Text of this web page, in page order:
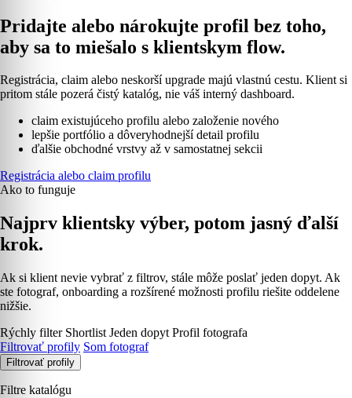
Pridajte alebo nárokujte profil bez toho,
aby sa to miešalo s klientskym flow.
Registrácia, claim alebo neskorší upgrade majú vlastnú cestu. Klient si
pritom stále pozerá čistý katalóg, nie váš interný dashboard.
claim existujúceho profilu alebo založenie nového
lepšie portfólio a dôveryhodnejší detail profilu
ďalšie obchodné vrstvy až v samostatnej sekcii
Registrácia alebo claim profilu
Ako to funguje
Najprv klientsky výber, potom jasný ďalší
krok.
Ak si klient nevie vybrať z filtrov, stále môže poslať jeden dopyt. Ak
ste fotograf, onboarding a rozšírené možnosti profilu riešite oddelene
nižšie.
Rýchly filter Shortlist Jeden dopyt Profil fotografa
Filtrovať profily Som fotograf
Filtrovať profily
Filtre katalógu